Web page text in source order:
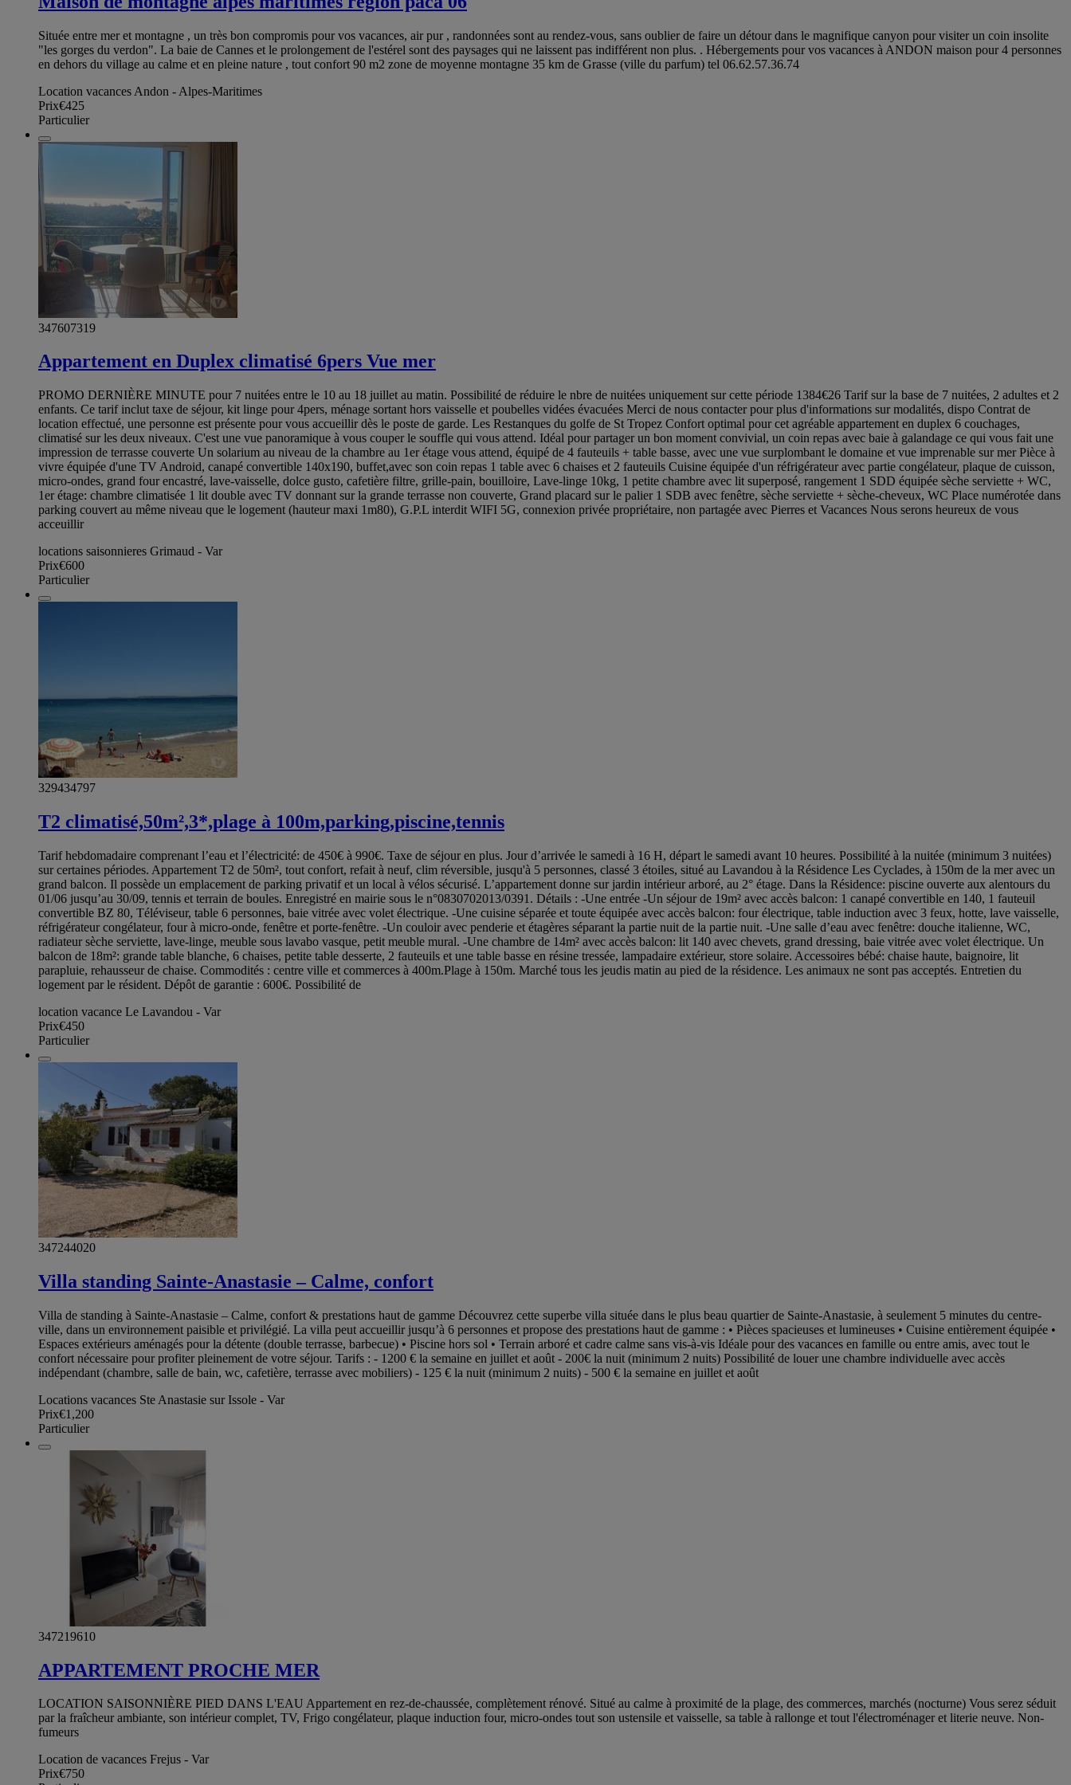
Située entre mer et montagne , un très bon compromis pour vos vacances, air pur , randonnées sont au rendez-vous, sans oublier de faire un détour dans le magnifique canyon pour visiter un coin insolite
"les gorges du verdon". La baie de Cannes et le prolongement de l'estérel sont des paysages qui ne laissent pas indifférent non plus. . Hébergements pour vos vacances à ANDON maison pour 4 personnes
en dehors du village au calme et en pleine nature , tout confort 90 m2 zone de moyenne montagne 35 km de Grasse (ville du parfum) tel 06.62.57.36.74
Location vacances Andon - Alpes-Maritimes
Prix€425
Particulier
347607319
Appartement en Duplex climatisé 6pers Vue mer
PROMO DERNIÈRE MINUTE pour 7 nuitées entre le 10 au 18 juillet au matin. Possibilité de réduire le nbre de nuitées uniquement sur cette période 1384€26 Tarif sur la base de 7 nuitées, 2 adultes et 2
enfants. Ce tarif inclut taxe de séjour, kit linge pour 4pers, ménage sortant hors vaisselle et poubelles vidées évacuées Merci de nous contacter pour plus d'informations sur modalités, dispo Contrat de
location effectué, une personne est présente pour vous accueillir dès le poste de garde. Les Restanques du golfe de St Tropez Confort optimal pour cet agréable appartement en duplex 6 couchages,
climatisé sur les deux niveaux. C'est une vue panoramique à vous couper le souffle qui vous attend. Idéal pour partager un bon moment convivial, un coin repas avec baie à galandage ce qui vous fait une
impression de terrasse couverte Un solarium au niveau de la chambre au 1er étage vous attend, équipé de 4 fauteuils + table basse, avec une vue surplombant le domaine et vue imprenable sur mer Pièce à
vivre équipée d'une TV Android, canapé convertible 140x190, buffet,avec son coin repas 1 table avec 6 chaises et 2 fauteuils Cuisine équipée d'un réfrigérateur avec partie congélateur, plaque de cuisson,
micro-ondes, grand four encastré, lave-vaisselle, dolce gusto, cafetière filtre, grille-pain, bouilloire, Lave-linge 10kg, 1 petite chambre avec lit superposé, rangement 1 SDD équipée sèche serviette + WC,
1er étage: chambre climatisée 1 lit double avec TV donnant sur la grande terrasse non couverte, Grand placard sur le palier 1 SDB avec fenêtre, sèche serviette + sèche-cheveux, WC Place numérotée dans
parking couvert au même niveau que le logement (hauteur maxi 1m80), G.P.L interdit WIFI 5G, connexion privée propriétaire, non partagée avec Pierres et Vacances Nous serons heureux de vous
acceuillir
locations saisonnieres Grimaud - Var
Prix€600
Particulier
329434797
T2 climatisé,50m²,3*,plage à 100m,parking,piscine,tennis
Tarif hebdomadaire comprenant l’eau et l’électricité: de 450€ à 990€. Taxe de séjour en plus. Jour d’arrivée le samedi à 16 H, départ le samedi avant 10 heures. Possibilité à la nuitée (minimum 3 nuitées)
sur certaines périodes. Appartement T2 de 50m², tout confort, refait à neuf, clim réversible, jusqu'à 5 personnes, classé 3 étoiles, situé au Lavandou à la Résidence Les Cyclades, à 150m de la mer avec un
grand balcon. Il possède un emplacement de parking privatif et un local à vélos sécurisé. L’appartement donne sur jardin intérieur arboré, au 2° étage. Dans la Résidence: piscine ouverte aux alentours du
01/06 jusqu’au 30/09, tennis et terrain de boules. Enregistré en mairie sous le n°0830702013/0391. Détails : -Une entrée -Un séjour de 19m² avec accès balcon: 1 canapé convertible en 140, 1 fauteuil
convertible BZ 80, Téléviseur, table 6 personnes, baie vitrée avec volet électrique. -Une cuisine séparée et toute équipée avec accès balcon: four électrique, table induction avec 3 feux, hotte, lave vaisselle,
réfrigérateur congélateur, four à micro-onde, fenêtre et porte-fenêtre. -Un couloir avec penderie et étagères séparant la partie nuit de la partie nuit. -Une salle d’eau avec fenêtre: douche italienne, WC,
radiateur sèche serviette, lave-linge, meuble sous lavabo vasque, petit meuble mural. -Une chambre de 14m² avec accès balcon: lit 140 avec chevets, grand dressing, baie vitrée avec volet électrique. Un
balcon de 18m²: grande table blanche, 6 chaises, petite table desserte, 2 fauteuils et une table basse en résine tressée, lampadaire extérieur, store solaire. Accessoires bébé: chaise haute, baignoire, lit
parapluie, rehausseur de chaise. Commodités : centre ville et commerces à 400m.Plage à 150m. Marché tous les jeudis matin au pied de la résidence. Les animaux ne sont pas acceptés. Entretien du
logement par le résident. Dépôt de garantie : 600€. Possibilité de
location vacance Le Lavandou - Var
Prix€450
Particulier
347244020
Villa standing Sainte-Anastasie – Calme, confort
Villa de standing à Sainte-Anastasie – Calme, confort & prestations haut de gamme Découvrez cette superbe villa située dans le plus beau quartier de Sainte-Anastasie, à seulement 5 minutes du centre-
ville, dans un environnement paisible et privilégié. La villa peut accueillir jusqu’à 6 personnes et propose des prestations haut de gamme : • Pièces spacieuses et lumineuses • Cuisine entièrement équipée •
Espaces extérieurs aménagés pour la détente (double terrasse, barbecue) • Piscine hors sol • Terrain arboré et cadre calme sans vis-à-vis Idéale pour des vacances en famille ou entre amis, avec tout le
confort nécessaire pour profiter pleinement de votre séjour. Tarifs : - 1200 € la semaine en juillet et août - 200€ la nuit (minimum 2 nuits) Possibilité de louer une chambre individuelle avec accès
indépendant (chambre, salle de bain, wc, cafetière, terrasse avec mobiliers) - 125 € la nuit (minimum 2 nuits) - 500 € la semaine en juillet et août
Locations vacances Ste Anastasie sur Issole - Var
Prix€1,200
Particulier
347219610
APPARTEMENT PROCHE MER
LOCATION SAISONNIÈRE PIED DANS L'EAU Appartement en rez-de-chaussée, complètement rénové. Situé au calme à proximité de la plage, des commerces, marchés (nocturne) Vous serez séduit
par la fraîcheur ambiante, son intérieur complet, TV, Frigo congélateur, plaque induction four, micro-ondes tout son ustensile et vaisselle, sa table à rallonge et tout l'électroménager et literie neuve. Non-
fumeurs
Location de vacances Frejus - Var
Prix€750